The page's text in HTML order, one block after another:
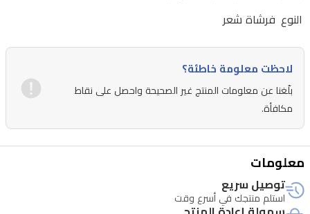
النوع فرشاة شعر
لاحظت معلومة خاطئة؟
بلّغنا عن معلومات المنتج غير الصحيحة واحصل على نقاط
مكافأة.
معلومات
توصيل سريع
استلم منتجك في أسرع وقت